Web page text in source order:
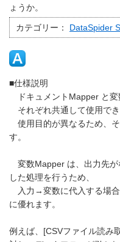
ょうか。
カテゴリー： DataSpider
■仕様説明
ドキュメントMapper と変
それぞれ共通して使用でき
使用目的が異なるため、
す。
変数Mapper は、出力先が
した処理を行うため、
入力→変数に代入する場合
に優れます。
例えば、[CSVファイル読み